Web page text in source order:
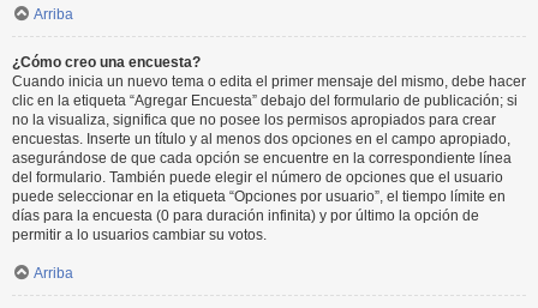
Arriba
¿Cómo creo una encuesta?
Cuando inicia un nuevo tema o edita el primer mensaje del mismo, debe hacer
clic en la etiqueta “Agregar Encuesta” debajo del formulario de publicación; si
no la visualiza, significa que no posee los permisos apropiados para crear
encuestas. Inserte un título y al menos dos opciones en el campo apropiado,
asegurándose de que cada opción se encuentre en la correspondiente línea
del formulario. También puede elegir el número de opciones que el usuario
puede seleccionar en la etiqueta “Opciones por usuario”, el tiempo límite en
días para la encuesta (0 para duración infinita) y por último la opción de
permitir a lo usuarios cambiar su votos.
Arriba